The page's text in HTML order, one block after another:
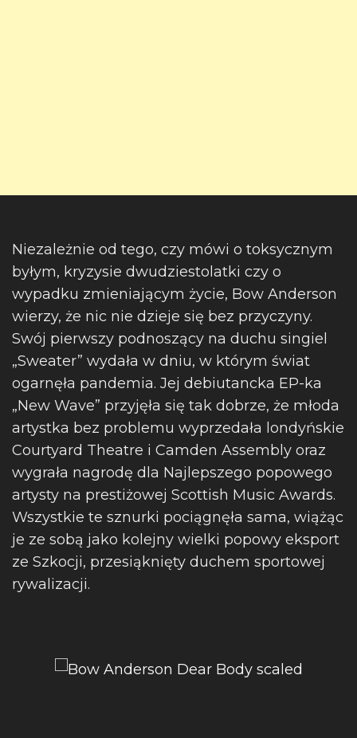
Niezależnie od tego, czy mówi o toksycznym
byłym, kryzysie dwudziestolatki czy o
wypadku zmieniającym życie, Bow Anderson
wierzy, że nic nie dzieje się bez przyczyny.
Swój pierwszy podnoszący na duchu singiel
„Sweater” wydała w dniu, w którym świat
ogarnęła pandemia. Jej debiutancka EP-ka
„New Wave” przyjęła się tak dobrze, że młoda
artystka bez problemu wyprzedała londyńskie
Courtyard Theatre i Camden Assembly oraz
wygrała nagrodę dla Najlepszego popowego
artysty na prestiżowej Scottish Music Awards.
Wszystkie te sznurki pociągnęła sama, wiążąc
je ze sobą jako kolejny wielki popowy eksport
ze Szkocji, przesiąknięty duchem sportowej
rywalizacji.